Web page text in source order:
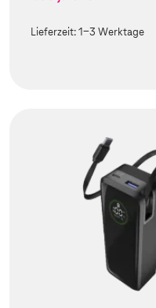
Lieferzeit:1-3 Werktage